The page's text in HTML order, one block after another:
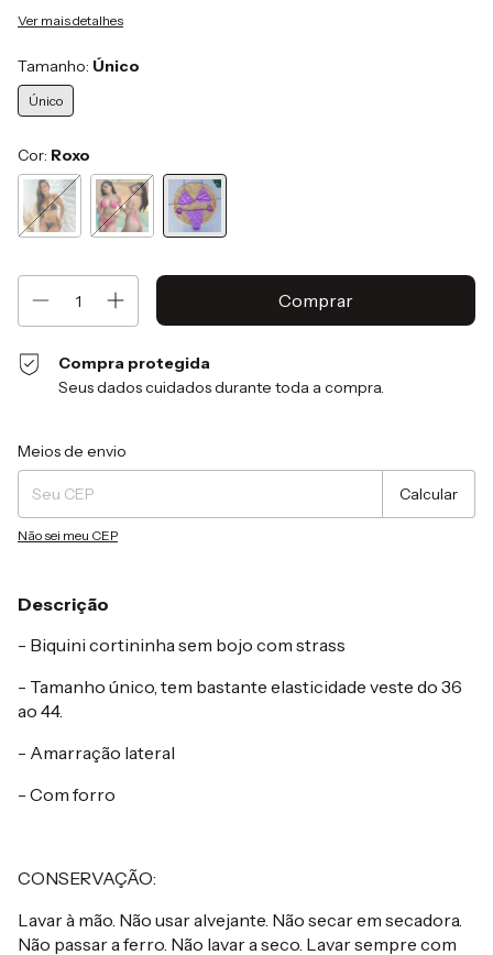
Ver mais detalhes
Tamanho: Único
Único
Cor: Roxo
Compra protegida
Seus dados cuidados durante toda a compra.
Entregas para o CEP:
Meios de envio
Calcular
Não sei meu CEP
Descrição
- Biquini cortininha sem bojo com strass
- Tamanho único, tem bastante elasticidade veste do 36
ao 44.
- Amarração lateral
- Com forro
CONSERVAÇÃO:
Lavar à mão. Não usar alvejante. Não secar em secadora.
Não passar a ferro. Não lavar a seco. Lavar sempre com